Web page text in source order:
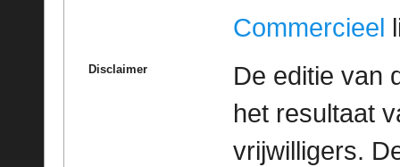
Commercieel
Disclaimer
De editie van
het resultaat
vrijwilligers.